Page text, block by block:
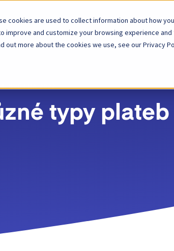
cookies are used to collect information about how
improve and customize your browsing experience
out more about the cookies we use, see our Privacy
Platforma Řešení Partner
4. KVĚTNA 2022
typy plateb